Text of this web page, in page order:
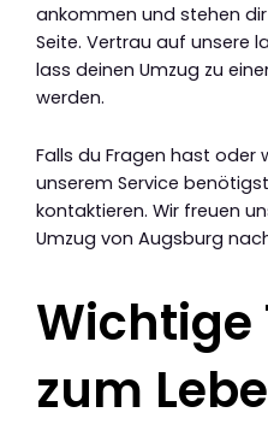
ankommen und stehen
Seite. Vertrau auf unsere
lass deinen Umzug zu
werden.
Falls du Fragen hast oder
unserem Service
kontaktieren. Wir freuen
Umzug von Augsburg
Wichtige
zum